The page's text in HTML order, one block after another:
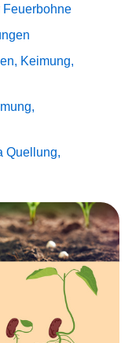
Feuerbohne
Keimung,
Quellung,